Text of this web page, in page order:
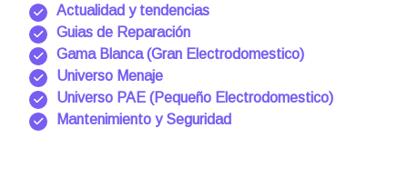
Actualidad y tendencias
Guias de Reparación
Gama Blanca (Gran Electrodomestico)
Universo Menaje
Universo PAE (Pequeño Electrodomestico)
Mantenimiento y Seguridad